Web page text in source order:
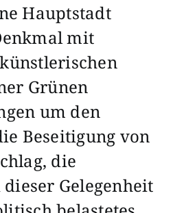
Hauptstadt
mit
Grünen
um den
Beseitigung von
die
dieser Gelegenheit